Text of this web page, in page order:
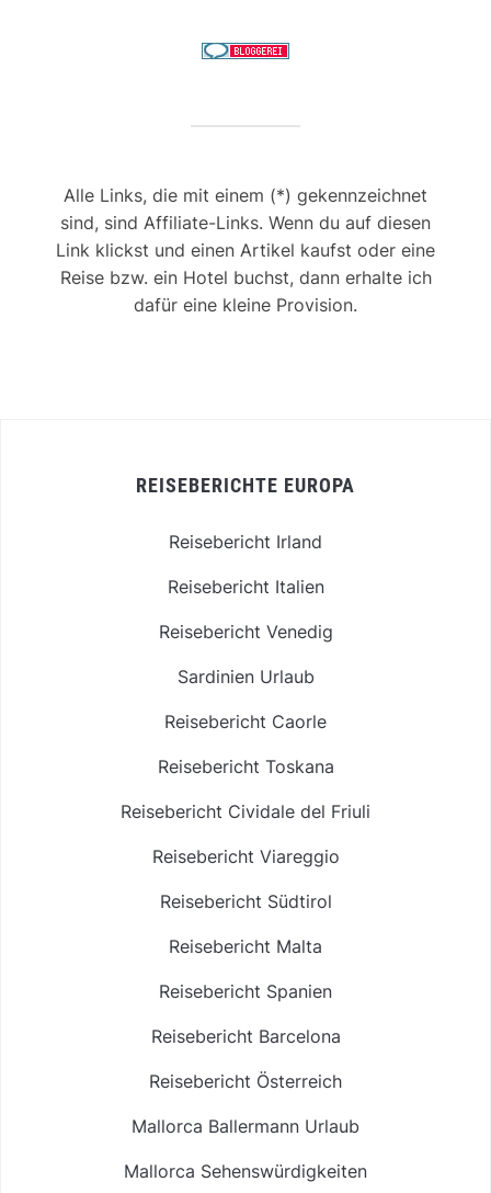
Alle Links, die mit einem (*) gekennzeichnet
sind, sind Affiliate-Links. Wenn du auf diesen
Link klickst und einen Artikel kaufst oder eine
Reise bzw. ein Hotel buchst, dann erhalte ich
dafür eine kleine Provision.
REISEBERICHTE EUROPA
Reisebericht Irland
Reisebericht Italien
Reisebericht Venedig
Sardinien Urlaub
Reisebericht Caorle
Reisebericht Toskana
Reisebericht Cividale del Friuli
Reisebericht Viareggio
Reisebericht Südtirol
Reisebericht Malta
Reisebericht Spanien
Reisebericht Barcelona
Reisebericht Österreich
Mallorca Ballermann Urlaub
Mallorca Sehenswürdigkeiten